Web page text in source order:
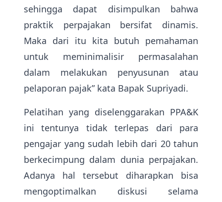
sehingga dapat disimpulkan bahwa
praktik perpajakan bersifat dinamis.
Maka dari itu kita butuh pemahaman
untuk meminimalisir permasalahan
dalam melakukan penyusunan atau
pelaporan pajak” kata Bapak Supriyadi.
Pelatihan yang diselenggarakan PPA&K
ini tentunya tidak terlepas dari para
pengajar yang sudah lebih dari 20 tahun
berkecimpung dalam dunia perpajakan.
Adanya hal tersebut diharapkan bisa
mengoptimalkan diskusi selama